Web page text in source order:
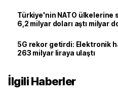
Türkiye'nin NATO ülkelerine
6,2 milyar doları aştı milyar
5G rekor getirdi: Elektronik
263 milyar liraya ulaştı
İlgili Haberler